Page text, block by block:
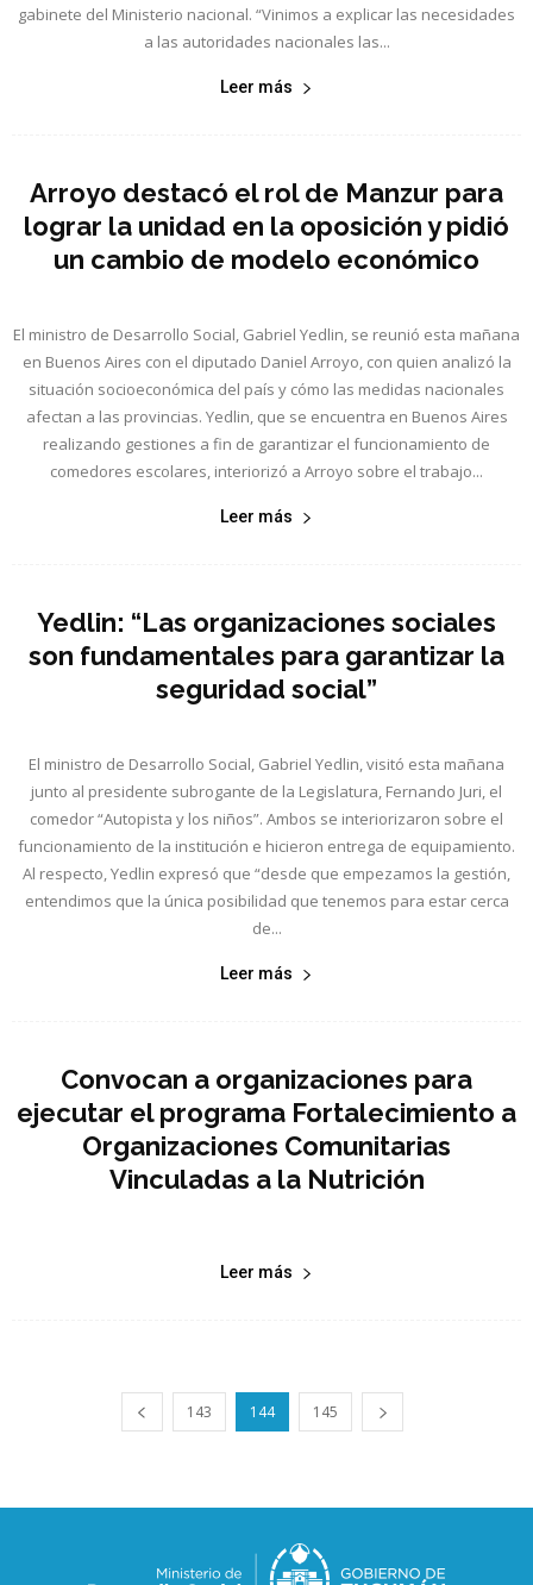
gabinete del Ministerio nacional. “Vinimos a explicar las necesidades
a las autoridades nacionales las...
Leer más
Arroyo destacó el rol de Manzur para
lograr la unidad en la oposición y pidió
un cambio de modelo económico
El ministro de Desarrollo Social, Gabriel Yedlin, se reunió esta mañana
en Buenos Aires con el diputado Daniel Arroyo, con quien analizó la
situación socioeconómica del país y cómo las medidas nacionales
afectan a las provincias. Yedlin, que se encuentra en Buenos Aires
realizando gestiones a fin de garantizar el funcionamiento de
comedores escolares, interiorizó a Arroyo sobre el trabajo...
Leer más
Yedlin: “Las organizaciones sociales
son fundamentales para garantizar la
seguridad social”
El ministro de Desarrollo Social, Gabriel Yedlin, visitó esta mañana
junto al presidente subrogante de la Legislatura, Fernando Juri, el
comedor “Autopista y los niños”. Ambos se interiorizaron sobre el
funcionamiento de la institución e hicieron entrega de equipamiento.
Al respecto, Yedlin expresó que “desde que empezamos la gestión,
entendimos que la única posibilidad que tenemos para estar cerca
de...
Leer más
Convocan a organizaciones para
ejecutar el programa Fortalecimiento a
Organizaciones Comunitarias
Vinculadas a la Nutrición
Leer más
143 144 145